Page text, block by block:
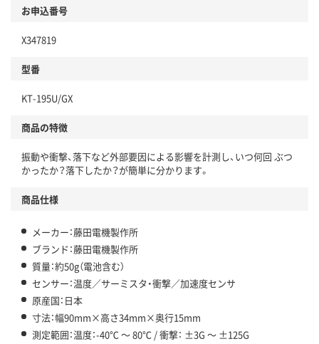
お申込番号
X347819
型番
KT-195U/GX
商品の特徴
振動や衝撃、落下など外部要因による影響を計測し、いつ何回 ぶつ
かったか？落下したか？が簡単に分かります。
商品仕様
メーカー：藤田電機製作所
ブランド：藤田電機製作所
質量：約50g（電池含む）
センサー：温度／サーミスタ・衝撃／加速度センサ
原産国：日本
寸法：幅90mm×高さ34mm×奥行15mm
測定範囲：温度：-40℃ ～ 80℃ / 衝撃： ±3G ～ ±125G